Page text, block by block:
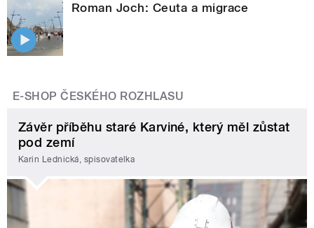
Roman Joch: Ceuta a migrace
E-SHOP ČESKÉHO ROZHLASU
Závěr příběhu staré Karviné, který měl zůstat
pod zemí
Karin Lednická, spisovatelka